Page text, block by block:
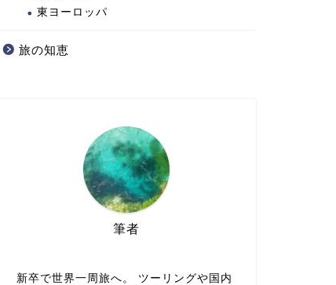
東ヨーロッパ
旅の知恵
筆者
新卒で世界一周旅へ。 ツーリングや国内